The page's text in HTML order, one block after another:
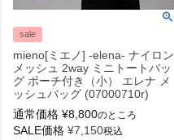
sale
mieno[ミエノ] -elena- ナイロン
メッシュ 2way ミニトートバッ
グ ポーチ付き（小） エレナ メ
ッシュバッグ (07000710r)
通常価格 ¥8,800のところ
SALE価格 ¥7,150税込